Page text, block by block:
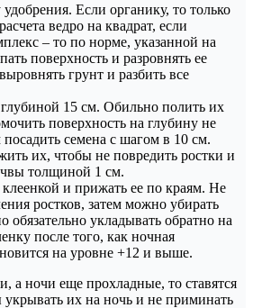
Если органику, то только
ведро на квадрат, если
– то по норме, указанной на
поверхность и разровнять ее
грунт и разбить все
15 см. Обильно полить их
поверхность на глубину не
семена с шагом в 10 см.
их, чтобы не повредить ростки и
толщиной 1 см.
и прижать ее по краям. Не
ростков, затем можно убирать
обязательно укладывать обратно на
после того, как ночная
на уровне +12 и выше.
а ночи еще прохладные, то ставятся
их на ночь и не приминать